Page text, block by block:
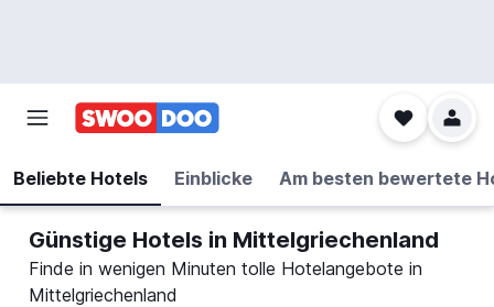
Beliebte Hotels Einblicke Am besten bewertete
Günstige Hotels in Mittelgriechenland
Finde in wenigen Minuten tolle Hotelangebote in
Mittelgriechenland